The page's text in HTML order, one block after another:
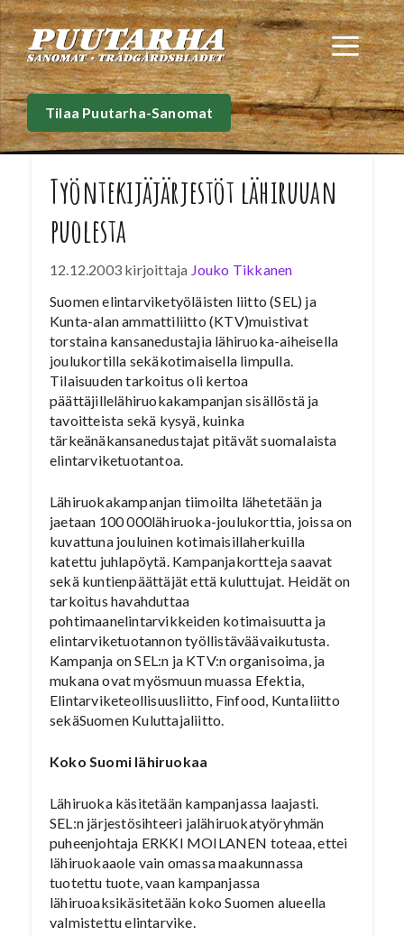
Siirry
sisältöön
Tilaa Puutarha-Sanomat
Työntekijäjärjestöt lähiruuan
puolesta
12.12.2003 kirjoittaja Jouko Tikkanen
Suomen elintarviketyöläisten liitto (SEL) ja
Kunta-alan ammattiliitto (KTV)muistivat
torstaina kansanedustajia lähiruoka-aiheisella
joulukortilla sekäkotimaisella limpulla.
Tilaisuuden tarkoitus oli kertoa
päättäjillelähiruokakampanjan sisällöstä ja
tavoitteista sekä kysyä, kuinka
tärkeänäkansanedustajat pitävät suomalaista
elintarviketuotantoa.
Lähiruokakampanjan tiimoilta lähetetään ja
jaetaan 100 000lähiruoka-joulukorttia, joissa on
kuvattuna jouluinen kotimaisillaherkuilla
katettu juhlapöytä. Kampanjakortteja saavat
sekä kuntienpäättäjät että kuluttujat. Heidät on
tarkoitus havahduttaa
pohtimaanelintarvikkeiden kotimaisuutta ja
elintarviketuotannon työllistäväävaikutusta.
Kampanja on SEL:n ja KTV:n organisoima, ja
mukana ovat myösmuun muassa Efektia,
Elintarviketeollisuusliitto, Finfood, Kuntaliitto
sekäSuomen Kuluttajaliitto.
Koko Suomi lähiruokaa
Lähiruoka käsitetään kampanjassa laajasti.
SEL:n järjestösihteeri jalähiruokatyöryhmän
puheenjohtaja ERKKI MOILANEN toteaa, ettei
lähiruokaaole vain omassa maakunnassa
tuotettu tuote, vaan kampanjassa
lähiruoaksikäsitetään koko Suomen alueella
valmistettu elintarvike.